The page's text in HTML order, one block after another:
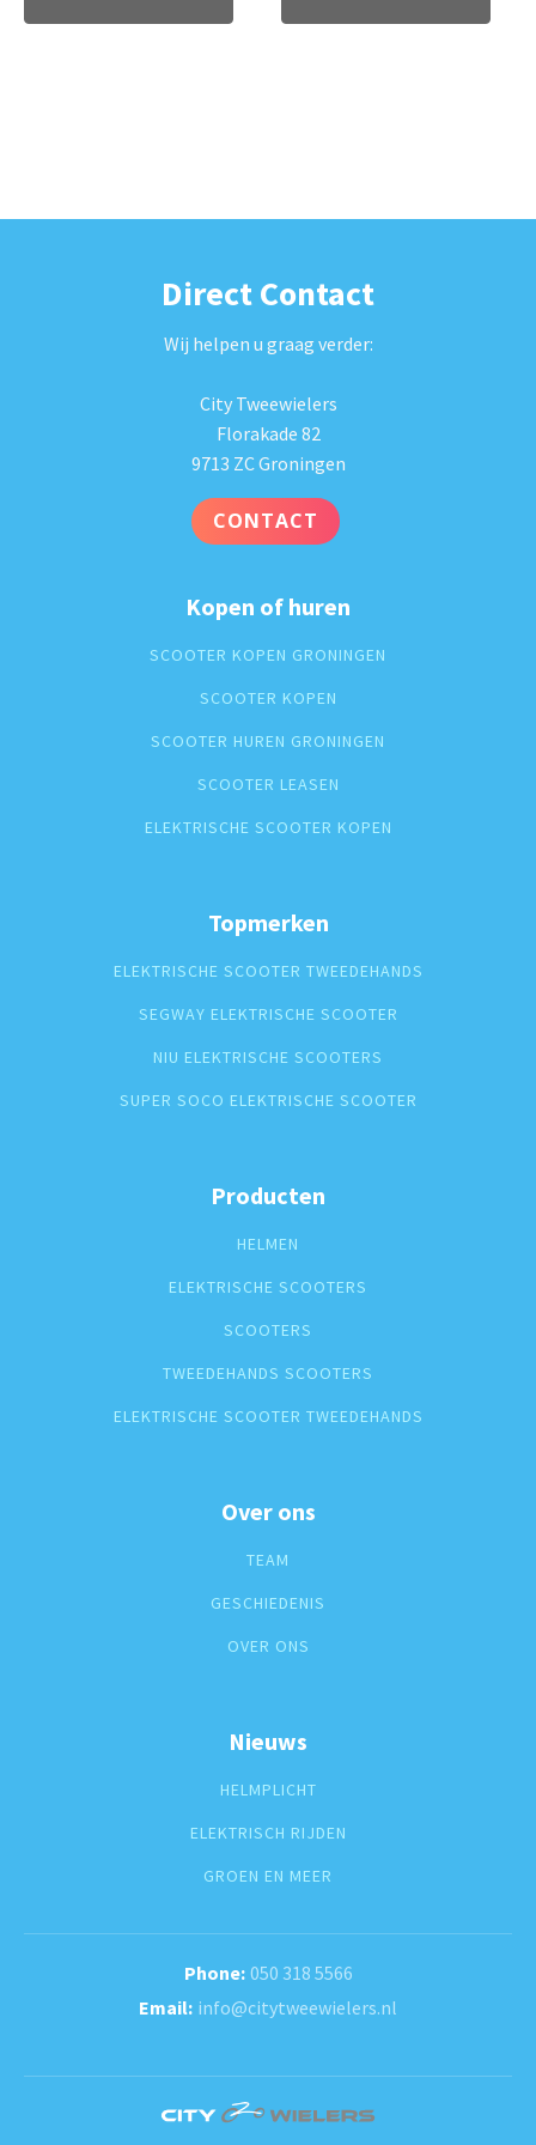
Direct Contact
Wij helpen u graag verder:
City Tweewielers
Florakade 82
9713 ZC Groningen
CONTACT
Kopen of huren
SCOOTER KOPEN GRONINGEN
SCOOTER KOPEN
SCOOTER HUREN GRONINGEN
SCOOTER LEASEN
ELEKTRISCHE SCOOTER KOPEN
Topmerken
ELEKTRISCHE SCOOTER TWEEDEHANDS
SEGWAY ELEKTRISCHE SCOOTER
NIU ELEKTRISCHE SCOOTERS
SUPER SOCO ELEKTRISCHE SCOOTER
Producten
HELMEN
ELEKTRISCHE SCOOTERS
SCOOTERS
TWEEDEHANDS SCOOTERS
ELEKTRISCHE SCOOTER TWEEDEHANDS
Over ons
TEAM
GESCHIEDENIS
OVER ONS
Nieuws
HELMPLICHT
ELEKTRISCH RIJDEN
GROEN EN MEER
050 318 5566
info@citytweewielers.nl